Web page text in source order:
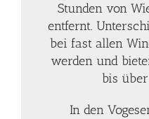
Stunden von
entfernt.
bei fast allen
werden und
bis
In den